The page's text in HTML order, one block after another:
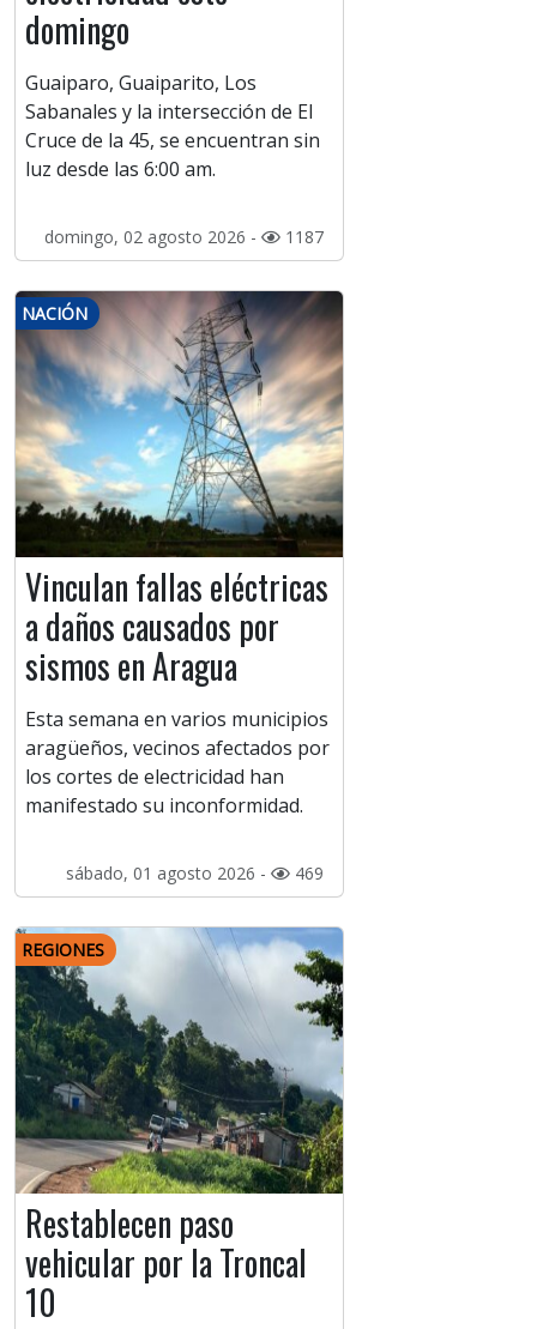
domingo
Guaiparo, Guaiparito, Los
Sabanales y la intersección de El
Cruce de la 45, se encuentran sin
luz desde las 6:00 am.
domingo, 02 agosto 2026 - 1187
NACIÓN
Vinculan fallas eléctricas
a daños causados por
sismos en Aragua
Esta semana en varios municipios
aragüeños, vecinos afectados por
los cortes de electricidad han
manifestado su inconformidad.
sábado, 01 agosto 2026 - 469
REGIONES
Restablecen paso
vehicular por la Troncal
10